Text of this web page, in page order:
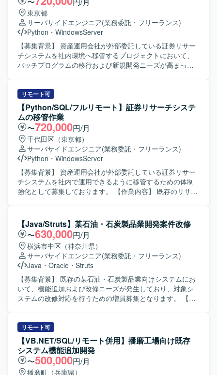
東京都
サーバサイドエンジニア(業務委託・フリーランス)
Python ・ WindowsServer
【募集背景】 資産運用会社が外部委託している証券リサー
チシステムを社内環境へ移管するプロジェクトにおいて、
バッチプログラムの移行および新規開発ニーズが高まって
ます。具体的には、Linuxサーバー上で稼働しているバッチ
プログラムをWindowsサーバー環境へ移行し、Pythonへの
書き換え作業を行っていただきます。 既存バッチの移行に
加え、移行後システムに必要となる新規バッチの開発も担
当していただきます。移行テストの計画・実施、リリース
作業、移行後の運用対応も含め、一連の開発ライフサイク
ルを通じてご参画いただきます。 【求める人物像】 業務要
件に対して主体的に取り組み、責任感を持って対応してい
ただける方を求めています。進捗状況や成果物、問題発生
時の状況について、適切なタイミングで報告・説明が行え
るコミュニケーション力をお持ちの方を歓迎いたします。
めています。 【ポジションの魅力】 証券リサーチという金
融領域のシステムに携わることで、ドメイン知識と技術ス
キルの両面を高めていただけます。既存システムの移管と
新規バッチ開発の両方を経験できるため、レガシー資産の
理解からモダナイズまで、一連のプロセスを通してスキル
アップが可能です。 PythonやSQLを活用したバッチ開発に
加え、生成AIの活用経験を積む機会もあり、今後のキャリ
ア形成に役立つプロジェクトとなっております。 【開発環
境】 OSはWindows環境をベースとし、PythonおよびSQL
きながら、Windows向けに最適化した形で実装していただ
きます。
リモート可
【Python/SQL/フルリモート】証券リサーチシステ
ムの移管作業
〜720,000円/月
千代田区（東京都）
サーバサイドエンジニア(業務委託・フリーランス)
Python ・ WindowsServer
【募集背景】 資産運用会社が外部委託している証券リサー
チシステムを社内で運用できるように移管するための体制
強化として募集しております。 【作業内容】 既存のリサー
は、既存バッチのPythonへの書き換え、移行に伴うテスト
の実施、リリース作業および運用対応を行っていただきま
す。あわせて、必要に応じて新規バッチの設計・開発・テ
ストもご対応いただきます。 【求める人物像】 業務要件に
対して主体的かつ責任感を持って取り組んでいただける方
を求めております。適切なタイミングで進捗や成果、問題
発生時の状況を分かりやすく報告・説明できる方を歓迎い
たします。また、株式情報を取り扱うにあたり、高い倫理
観をお持ちの方を想定しております。 【ポジションの魅
PythonやSQLを用いたバッチ開発・移行の実務経験を積む
ことができます。既存資産の移行と新規バッチ開発の双方
に携わることで、設計から運用まで一連のプロセスを経験
できる環境です。 【開発環境】 Windowsサーバー環境上
で、PythonおよびSQLを用いたバッチ開発・運用を行いま
【Java/Struts】某石油・石炭製品業開発案件改修
〜630,000円/月
横浜市中区（神奈川県）
サーバサイドエンジニア(業務委託・フリーランス)
Java ・ Oracle ・ Struts
【募集背景】 既存の某石油・石炭製品業向けシステムにお
いて、機能追加および改修ニーズが発生しており、対象シ
ステムの改修対応を行うための増員募集となります。 【作
す。Java／Struts／JSP／JavaScript／SVF／Oracleを用い
た設計、実装、単体テストからシステムテストまでの一連
の工程をご対応いただきます。既存仕様の把握や既存コー
ドの解析、帳票周りの修正・追加開発なども含まれます。
【求める人物像】 自走して設計からテストまで対応できる
リモート可
【VB.NET/SQL/リモート併用】播磨工場向け既存
システム機能追加開発
〜500,000円/月
播磨町（兵庫県）